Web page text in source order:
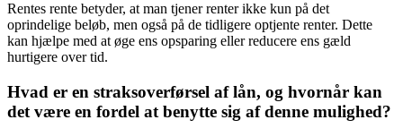
Rentes rente betyder, at man tjener renter ikke kun på det
oprindelige beløb, men også på de tidligere optjente renter. Dette
kan hjælpe med at øge ens opsparing eller reducere ens gæld
hurtigere over tid.
Hvad er en straksoverførsel af lån, og hvornår kan
det være en fordel at benytte sig af denne mulighed?